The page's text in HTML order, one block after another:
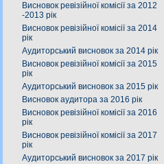
Висновок ревізійної комісії за 2012
-2013 рік
Висновок ревізійної комісії за 2014
рік
Аудиторський висновок за 2014 рік
Висновок ревізійної комісії за 2015
рік
Аудиторський висновок за 2015 рік
Висновок аудитора за 2016 рік
Висновок ревізійної комісії за 2016
рік
Висновок ревізійної комісії за 2017
рік
Аудиторський висновок за 2017 рік